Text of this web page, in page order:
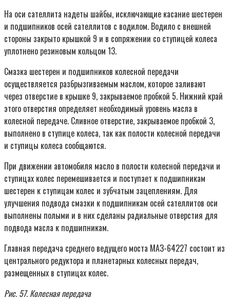
На оси сателлита надеты шайбы, исключающие касание шестерен
и подшипников осей сателлитов с водилом. Водило с внешней
стороны закрыто крышкой 9 и в сопряжении со ступицей колеса
уплотнено резиновым кольцом 13.
Смазка шестерен и подшипников колесной передачи
осуществляется разбрызгиваемым маслом, которое заливают
через отверстие в крышке 9, закрываемое пробкой 5. Нижний край
этого отверстия определяет необходимый уровень масла в
колесной передаче. Сливное отверстие, закрываемое пробкой 3,
выполнено в ступице колеса, так как полости колесной передачи
и ступицы колеса сообщаются.
При движении автомобиля масло в полости колесной передачи и
ступицах колес перемешивается и поступает к подшипникам
шестерен к ступицам колес и зубчатым зацеплениям. Для
улучшения подвода смазки к подшипникам осей сателлитов оси
выполнены полыми и в них сделаны радиальные отверстия для
подвода масла к подшипникам.
Главная передача среднего ведущего моста МАЗ-64227 состоит из
центрального редуктора и планетарных колесных передач,
размещенных в ступицах колес.
Рис. 57. Колесная передача